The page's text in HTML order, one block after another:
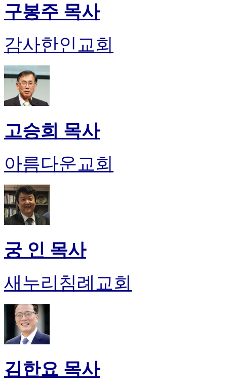
구봉주 목사
감사한인교회
고승희 목사
아름다운교회
궁 인 목사
새누리침례교회
김한요 목사